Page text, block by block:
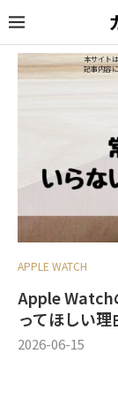
本サイト
記事内容
APPLE WATCH
Apple Watch
ってほしい理
2026-06-15